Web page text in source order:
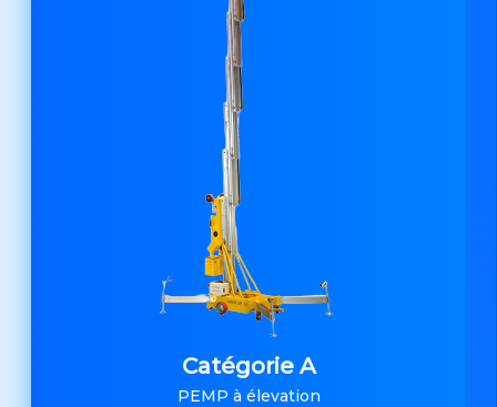
Catégorie A
PEMP à élevation